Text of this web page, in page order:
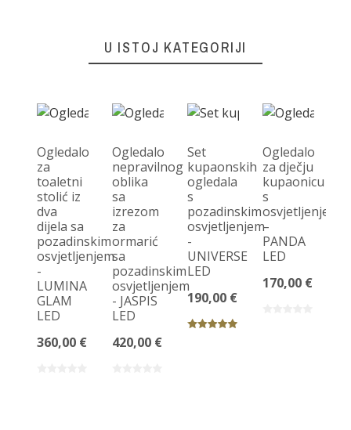
U ISTOJ KATEGORIJI
Ogledalo
za
toaletni
stolić iz
dva
dijela sa
pozadinskim
osvjetljenjem
-
LUMINA
GLAM
LED
360,00 €
Ogledalo
nepravilnog
oblika
sa
izrezom
za
ormarić
sa
pozadinskim
osvjetljenjem
- JASPIS
LED
420,00 €
Set
kupaonskih
ogledala
s
pozadinskim
osvjetljenjem
-
UNIVERSE
LED
190,00 €
Ogledalo
za dječju
kupaonicu
s
osvjetljenjem
–
PANDA
LED
170,00 €